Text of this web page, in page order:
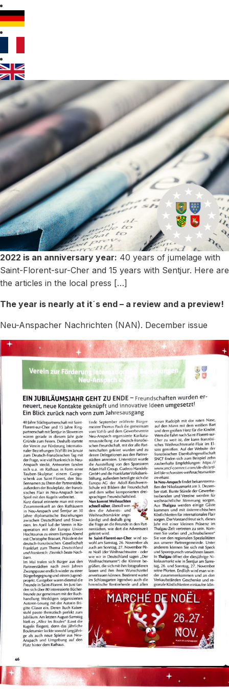
2022 is an anniversary year: 40 years of jumelage with
Saint-Florent-sur-Cher and 15 years with Sentjur. Here are
the articles in the local press […]
The year is nearly at it´s end – a review and a preview!
Neu-Anspacher Nachrichten (NAN). December issue